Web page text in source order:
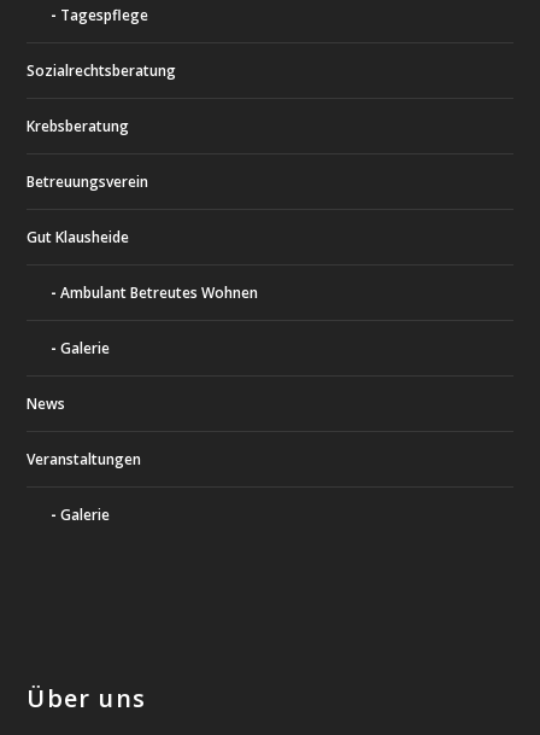
Tagespflege
Sozialrechtsberatung
Krebsberatung
Betreuungsverein
Gut Klausheide
Ambulant Betreutes Wohnen
Galerie
News
Veranstaltungen
Galerie
Über uns